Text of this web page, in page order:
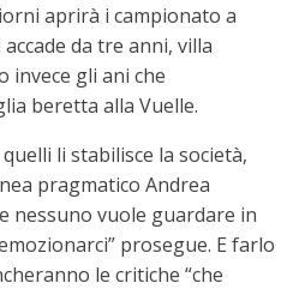
aprirà i campionato a
da tre anni, villa
invece gli ani che
beretta alla Vuelle.
li stabilisce la società,
pragmatico Andrea
nessuno vuole guardare in
prosegue. E farlo
le critiche “che